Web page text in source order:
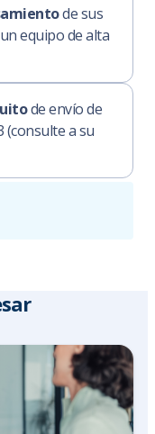
de sus
equipo de alta
de envío de
(consulte a su